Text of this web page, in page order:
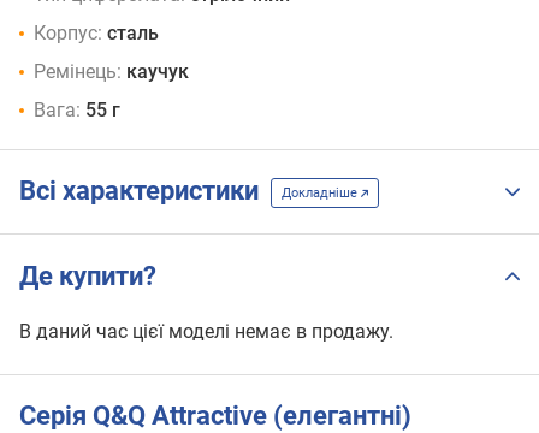
Корпус: сталь
Ремінець: каучук
Вага: 55 г
Всі характеристики Докладніше
Де купити?
В даний час цієї моделі немає в продажу.
Серія Q&Q Attractive (елегантні)